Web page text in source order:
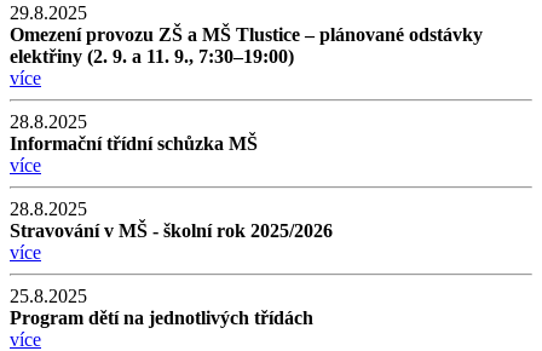
29.8.2025
Omezení provozu ZŠ a MŠ Tlustice – plánované odstávky
elektřiny (2. 9. a 11. 9., 7:30–19:00)
více
28.8.2025
Informační třídní schůzka MŠ
více
28.8.2025
Stravování v MŠ - školní rok 2025/2026
více
25.8.2025
Program dětí na jednotlivých třídách
více